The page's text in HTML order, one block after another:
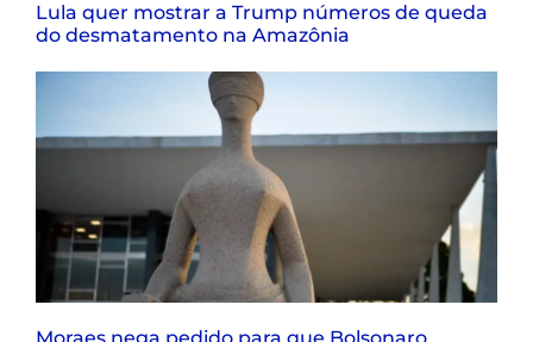
Lula quer mostrar a Trump números de queda
do desmatamento na Amazônia